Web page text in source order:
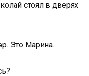
стоял в дверях
Это Марина.